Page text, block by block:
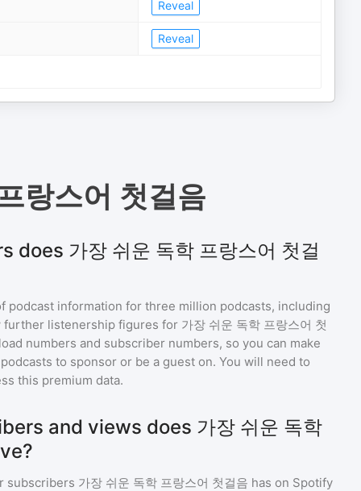
Reveal
Reveal
랑스어 첫걸음
does 가장 쉬운 독학 프랑스어 첫걸
podcast information for three million podcasts, including
further listenership figures for 가장 쉬운 독학 프랑스어 첫
numbers and subscriber numbers, so you can make
to sponsor or be a guest on. You will need to
this premium data.
and views does 가장 쉬운 독학
subscribers 가장 쉬운 독학 프랑스어 첫걸음 has on Spotify